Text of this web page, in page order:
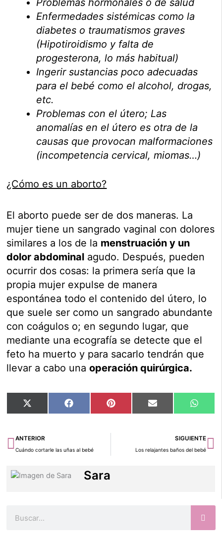
Problemas hormonales o de salud
Enfermedades sistémicas como la
diabetes o traumatismos graves
(Hipotiroidismo y falta de
progesterona, lo más habitual)
Ingerir sustancias poco adecuadas
para el bebé como el alcohol, drogas,
etc.
Problemas con el útero; Las
anomalías en el útero es otra de la
causas que provocan malformaciones
(incompetencia cervical, miomas…)
¿Cómo es un aborto?
El aborto puede ser de dos maneras. La
mujer tiene un sangrado vaginal con dolores
similares a los de la menstruación y un
dolor abdominal agudo. Después, pueden
ocurrir dos cosas: la primera sería que la
propia mujer expulse de manera
espontánea todo el contenido del útero, lo
que suele ser como un sangrado abundante
con coágulos o; en segundo lugar, que
mediante una ecografía se detecte que el
feto ha muerto y para sacarlo tendrán que
llevar a cabo unaoperación quirúrgica.
Compartir
en
X
(Twitter)
Compartir
en
Facebook Compartir
en
Pinterest Compartir
en
Email
en
Ant
ANTERIOR
Cuándo cortarle las uñas al bebé
SIGUIENTE
Los relajantes baños del bebé
Sara